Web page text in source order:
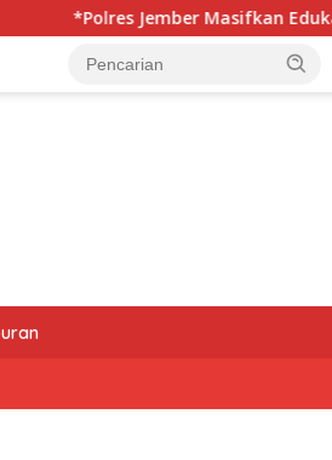
Masifkan Edukasi Berkendara